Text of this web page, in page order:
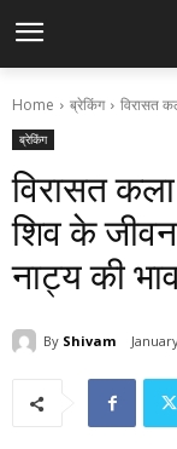
Home ब्रेकिंग विरासत
ब्रेकिंग
विरासत
शिव के
नाट्य की
By Shivam